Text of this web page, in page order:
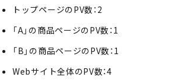
トップページのPV数：2
「A」の商品ページのPV数：1
「B」の商品ページのPV数：1
Webサイト全体のPV数：4